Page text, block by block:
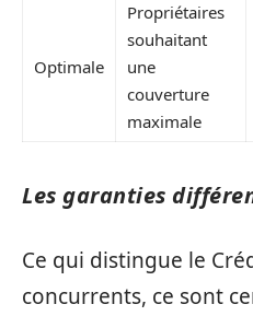
Optimale
Propriétaires
souhaitant
une
couverture
maximale
Les garanties
Ce qui distingue le
concurrents, ce sont